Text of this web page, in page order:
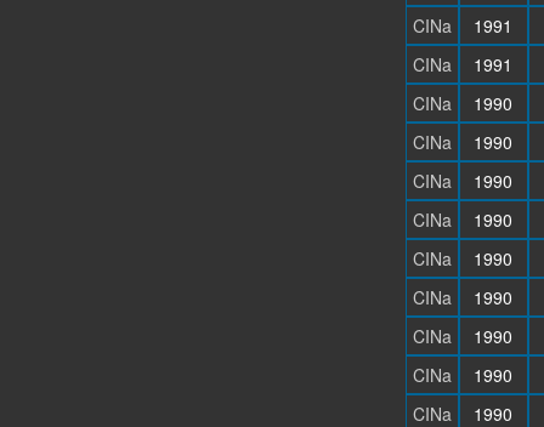
CINa
1991
CINa
1991
CINa
1990
CINa
1990
CINa
1990
CINa
1990
CINa
1990
CINa
1990
CINa
1990
CINa
1990
CINa
1990